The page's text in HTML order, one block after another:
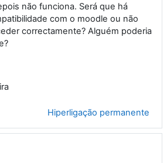
não funciona. Será que há
com o moodle ou não
correctamente? Alguém poderia
Hiperligação permanente